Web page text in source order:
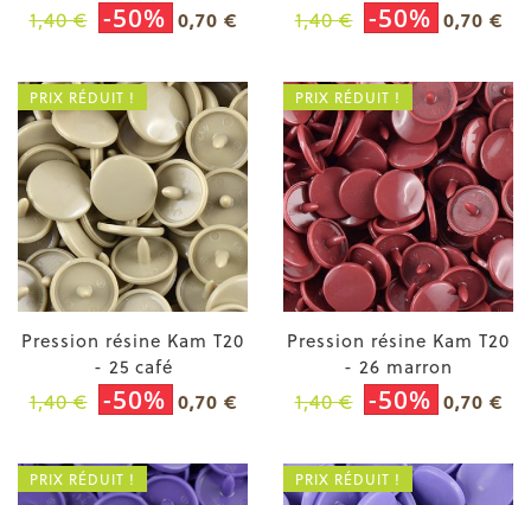
1,40 € -50% 0,70 € 1,40 € -50% 0,70 €
Pression résine Kam T20
- 25 café
1,40 € -50% 0,70 €
PRIX RÉDUIT !
Pression résine Kam T20
- 26 marron
1,40 € -50% 0,70 €
PRIX RÉDUIT !
PRIX RÉDUIT ! PRIX RÉDUIT !